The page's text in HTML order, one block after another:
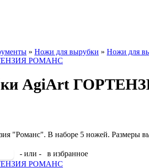
» Ножи для вырубки » Ножи для
AgiArt
"Романс". В наборе 5 ножей. Размеры
- или - в избранное